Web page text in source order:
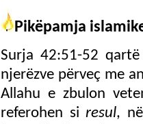
Pikëpamja
Surja 42:51-52
njerëzve përveç me
Allahu e zbulon
referohen siresul,